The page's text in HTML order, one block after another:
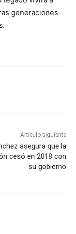
generaciones
Artículo siguiente
asegura que la
cesó en 2018 con
su gobierno